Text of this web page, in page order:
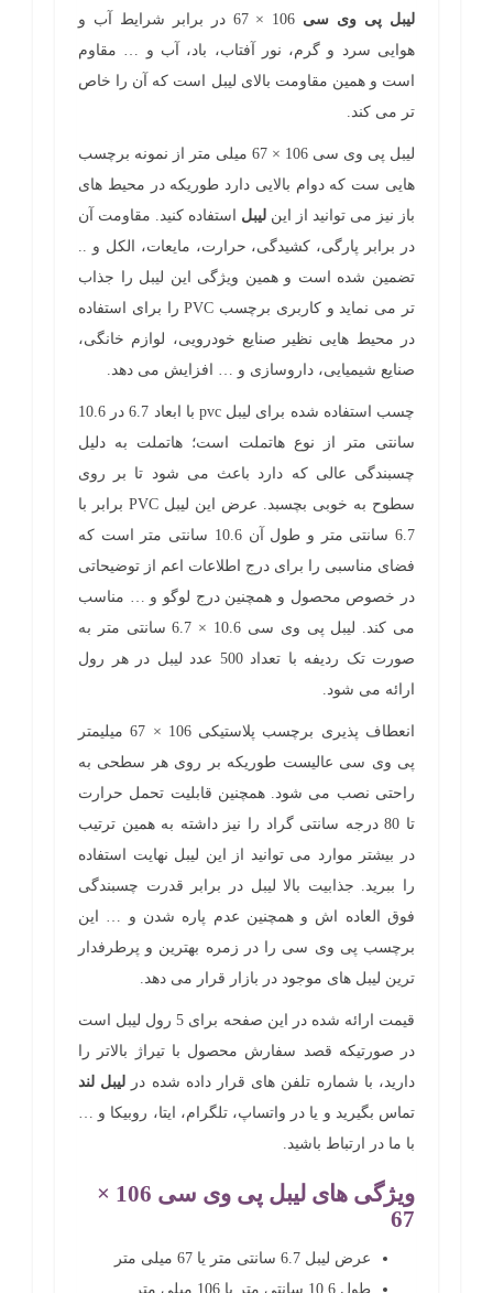
لیبل پی وی سی
106 × 67 در برابر شرایط آب و
هوایی سرد و گرم، نور آفتاب، باد، آب و … مقاوم
است و همین مقاومت بالای لیبل است که آن را خاص
تر می کند.
لیبل پی وی سی 106 × 67 میلی متر از نمونه برچسب
هایی ست که دوام بالایی دارد طوریکه در محیط های
باز نیز می توانید از این لیبل استفاده کنید. مقاومت آن
در برابر پارگی، کشیدگی، حرارت، مایعات، الکل و ..
تضمین شده است و همین ویژگی این لیبل را جذاب
تر می نماید و کاربری برچسب PVC را برای استفاده
در محیط هایی نظیر صنایع خودرویی، لوازم خانگی،
صنایع شیمیایی، داروسازی و … افزایش می دهد.
چسب استفاده شده برای لیبل pvc با ابعاد 6.7 در 10.6
سانتی متر از نوع هاتملت است؛ هاتملت به دلیل
چسبندگی عالی که دارد باعث می شود تا بر روی
سطوح به خوبی بچسبد. عرض این لیبل PVC برابر با
6.7 سانتی متر و طول آن 10.6 سانتی متر است که
فضای مناسبی را برای درج اطلاعات اعم از توضیحاتی
در خصوص محصول و همچنین درج لوگو و … مناسب
می کند. لیبل پی وی سی 10.6 × 6.7 سانتی متر به
صورت تک ردیفه با تعداد 500 عدد لیبل در هر رول
ارائه می شود.
انعطاف پذیری برچسب پلاستیکی 106 × 67 میلیمتر
پی وی سی عالیست طوریکه بر روی هر سطحی به
راحتی نصب می شود. همچنین قابلیت تحمل حرارت
تا 80 درجه سانتی گراد را نیز داشته به همین ترتیب
در بیشتر موارد می توانید از این لیبل نهایت استفاده
را ببرید. جذابیت بالا لیبل در برابر قدرت چسبندگی
فوق العاده اش و همچنین عدم پاره شدن و … این
برچسب پی وی سی را در زمره بهترین و پرطرفدار
ترین لیبل های موجود در بازار قرار می دهد.
قیمت ارائه شده در این صفحه برای 5 رول لیبل است
در صورتیکه قصد سفارش محصول با تیراژ بالاتر را
دارید، با شماره تلفن های قرار داده شده در لیبل لند
تماس بگیرید و یا در واتساپ، تلگرام، ایتا، روبیکا و …
با ما در ارتباط باشید.
ویژگی های لیبل پی وی سی 106 ×
67
عرض لیبل 6.7 سانتی متر یا 67 میلی متر
طول 10.6 سانتی متر یا 106 میلی متر